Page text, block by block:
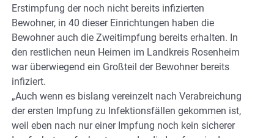
Erstimpfung der noch nicht bereits infizierten
Bewohner, in 40 dieser Einrichtungen haben die
Bewohner auch die Zweitimpfung bereits erhalten. In
den restlichen neun Heimen im Landkreis Rosenheim
war überwiegend ein Großteil der Bewohner bereits
infiziert.
„Auch wenn es bislang vereinzelt nach Verabreichung
der ersten Impfung zu Infektionsfällen gekommen ist,
weil eben nach nur einer Impfung noch kein sicherer